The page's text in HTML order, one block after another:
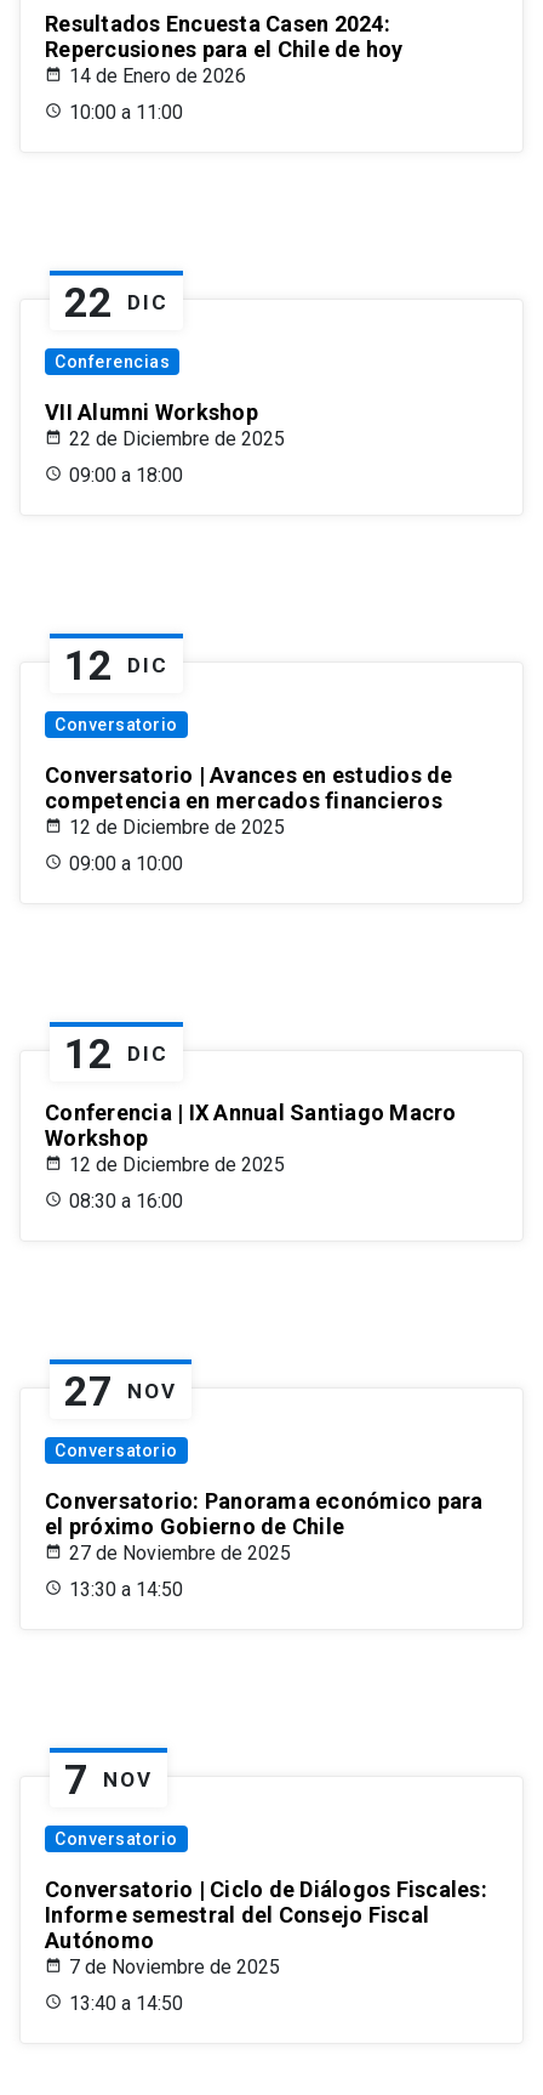
Resultados Encuesta Casen 2024:
Repercusiones para el Chile de hoy
14 de Enero de 2026
10:00 a 11:00
22 DIC
Conferencias
VII Alumni Workshop
22 de Diciembre de 2025
09:00 a 18:00
12 DIC
Conversatorio
Conversatorio | Avances en estudios de
competencia en mercados financieros
12 de Diciembre de 2025
09:00 a 10:00
12 DIC
Conferencia | IX Annual Santiago Macro
Workshop
12 de Diciembre de 2025
08:30 a 16:00
27 NOV
Conversatorio
Conversatorio: Panorama económico para
el próximo Gobierno de Chile
27 de Noviembre de 2025
13:30 a 14:50
7 NOV
Conversatorio
Conversatorio | Ciclo de Diálogos Fiscales:
Informe semestral del Consejo Fiscal
Autónomo
7 de Noviembre de 2025
13:40 a 14:50